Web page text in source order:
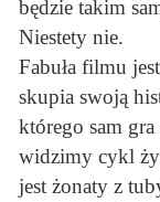
będzie takim
Niestety nie.
Fabuła filmu
skupia swoją
którego sam
widzimy cykl
jest żonaty z